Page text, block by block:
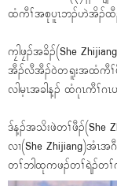
ထံကီၢ်အစုပူၤဘၣ်ဟဲအိၣ်ထီ
ကၠါဖၠၣ်အခိၣ်(She
အီၣ်လီအီၣ်ဝဲတရူးအထံကီၢ်ဖိ
လါမ့ၤအခါန့ၣ် ထံဂုၤကီၢ်ဂ
ဒ်န့ၣ်အသိးဖဲတၢ်ဖီၣ်(She
လၢ(She Zhijiang)အံၤအ
တၢ်ဘါထုကဖၣ်တၢ်ရဲၣ်တၢ်က